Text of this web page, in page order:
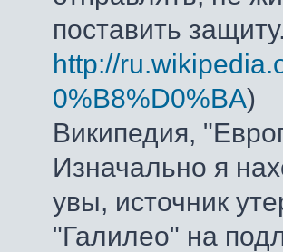
поставить
http://
0%B8%D0%BA)
Википедия,
Изначально я
увы, источник
"Галилео" на